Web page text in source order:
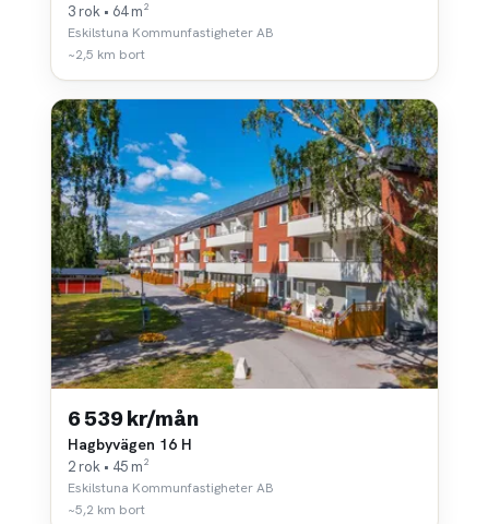
3 rok • 64 m²
Eskilstuna Kommunfastigheter AB
~2,5 km bort
6 539 kr/mån
Hagbyvägen 16 H
2 rok • 45 m²
Eskilstuna Kommunfastigheter AB
~5,2 km bort